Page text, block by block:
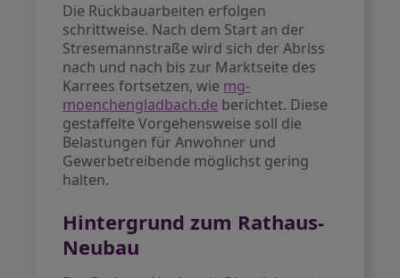
Die Rückbauarbeiten erfolgen
schrittweise. Nach dem Start an der
Stresemannstraße wird sich der Abriss
nach und nach bis zur Marktseite des
Karrees fortsetzen, wie mg-
moenchengladbach.de berichtet. Diese
gestaffelte Vorgehensweise soll die
Belastungen für Anwohner und
Gewerbetreibende möglichst gering
halten.
Hintergrund zum Rathaus-
Neubau